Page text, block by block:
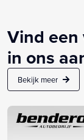
Vind een
in ons
Bekijk meer